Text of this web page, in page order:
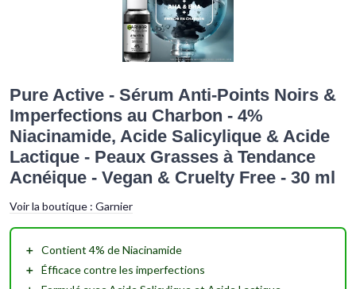
Pure Active - Sérum Anti-Points Noirs &
Imperfections au Charbon - 4%
Niacinamide, Acide Salicylique & Acide
Lactique - Peaux Grasses à Tendance
Acnéique - Vegan & Cruelty Free - 30 ml
Voir la boutique : Garnier
＋ Contient 4% de Niacinamide
＋ Éfficacecontre les imperfections